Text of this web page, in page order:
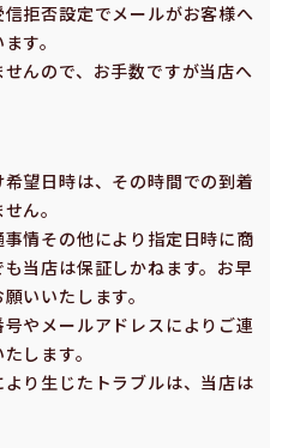
拒否設定でメールがお客様へ
す。
んので、お⼿数ですが当店へ
望⽇時は、その時間での到着
ん。
情その他により指定⽇時に商
当店は保証しかねます。お早
いいたします。
やメールアドレスによりご連
します。
り⽣じたトラブルは、当店は